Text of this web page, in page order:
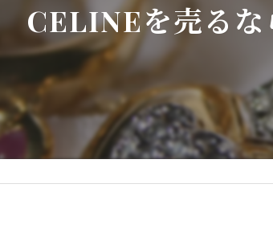
CELINEを売る